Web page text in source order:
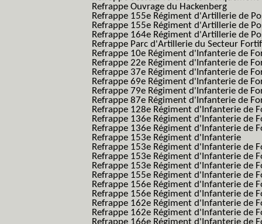
Refrappe Ouvrage du Hackenberg
Refrappe 155e Régiment d'Artillerie de
Refrappe 155e Régiment d'Artillerie de
Refrappe 164e Régiment d'Artillerie de
Refrappe Parc d'Artillerie du Secteur
Refrappe 10e Régiment d'Infanterie de
Refrappe 22e Régiment d'Infanterie de
Refrappe 37e Régiment d'Infanterie de
Refrappe 69e Régiment d'Infanterie de
Refrappe 79e Régiment d'Infanterie de
Refrappe 87e Régiment d'Infanterie de
Refrappe 128e Régiment d'Infanterie de
Refrappe 136e Régiment d'Infanterie de
Refrappe 136e Régiment d'Infanterie de
Refrappe 153e Régiment d'Infanterie
Refrappe 153e Régiment d'Infanterie de
Refrappe 153e Régiment d'Infanterie de
Refrappe 153e Régiment d'Infanterie de
Refrappe 155e Régiment d'Infanterie de
Refrappe 156e Régiment d'Infanterie de
Refrappe 156e Régiment d'Infanterie de
Refrappe 162e Régiment d'Infanterie de
Refrappe 162e Régiment d'Infanterie de
Refrappe 166e Régiment d'Infanterie de